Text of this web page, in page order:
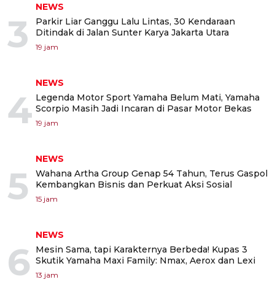
3
NEWS
Parkir Liar Ganggu Lalu Lintas, 30 Kendaraan
Ditindak di Jalan Sunter Karya Jakarta Utara
19 jam
4
NEWS
Legenda Motor Sport Yamaha Belum Mati, Yamaha
Scorpio Masih Jadi Incaran di Pasar Motor Bekas
19 jam
5
NEWS
Wahana Artha Group Genap 54 Tahun, Terus Gaspol
Kembangkan Bisnis dan Perkuat Aksi Sosial
15 jam
6
NEWS
Mesin Sama, tapi Karakternya Berbeda! Kupas 3
Skutik Yamaha Maxi Family: Nmax, Aerox dan Lexi
13 jam